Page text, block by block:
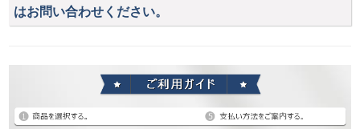
はお問い合わせください。